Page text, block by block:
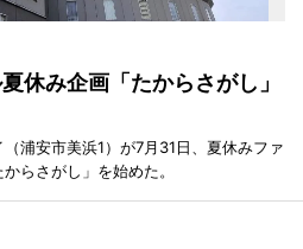
休み企画「たからさがし」
浦安市美浜1）が7月31日、夏休みファ
らさがし」を始めた。